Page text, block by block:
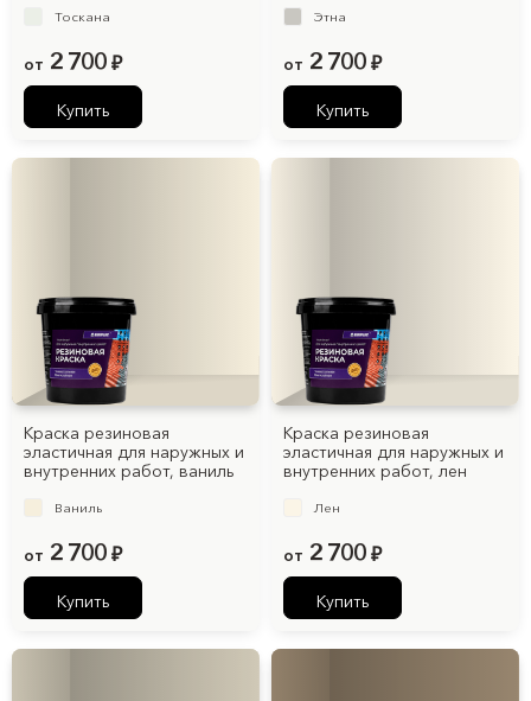
Тоскана
от 2 700 ₽
Купить
Этна
от 2 700 ₽
Купить
Краска резиновая
эластичная для наружных и
внутренних работ, ваниль
Ваниль
от 2 700 ₽
Купить
Краска резиновая
эластичная для наружных и
внутренних работ, лен
Лен
от 2 700 ₽
Купить